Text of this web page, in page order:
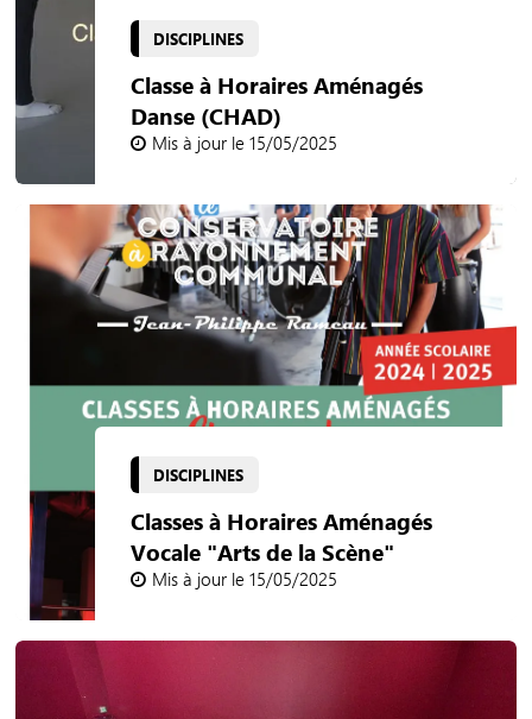
DISCIPLINES
Classe à Horaires Aménagés
Danse (CHAD)
Mis à jour le 15/05/2025
DISCIPLINES
Classes à Horaires Aménagés
Vocale "Arts de la Scène"
Mis à jour le 15/05/2025